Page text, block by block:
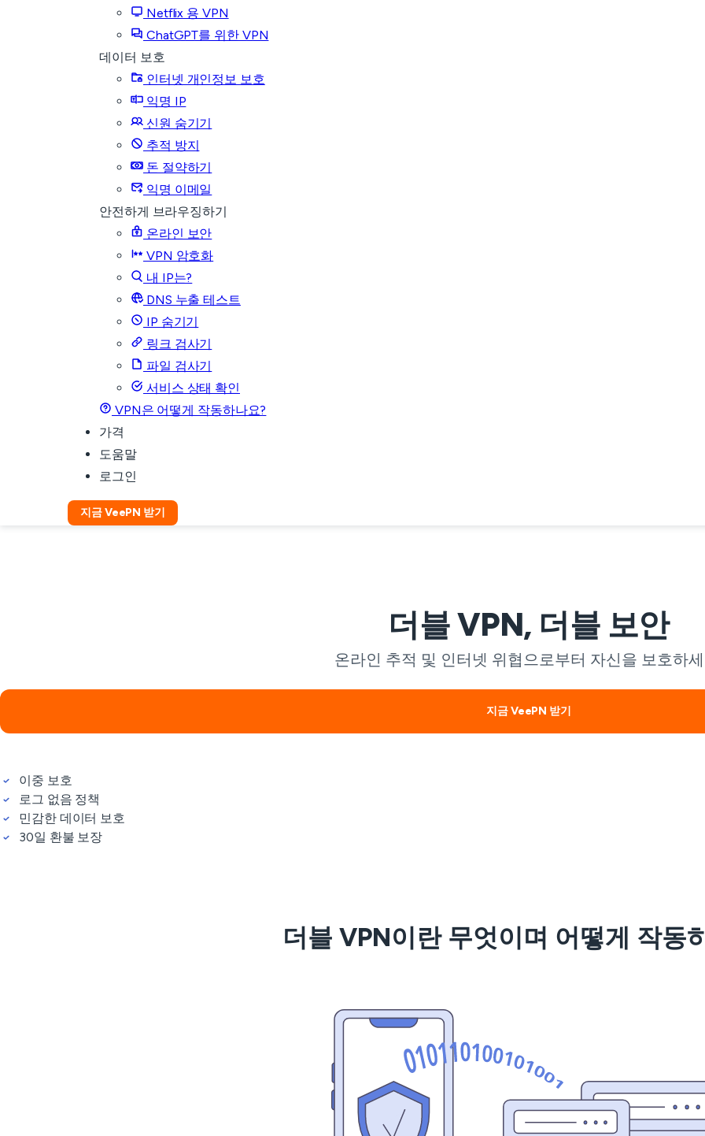
Netflix 용 VPN
ChatGPT를 위한 VPN
데이터 보호
인터넷 개인정보 보호
익명 IP
신원 숨기기
추적 방지
돈 절약하기
익명 이메일
안전하게 브라우징하기
온라인 보안
VPN 암호화
내 IP는?
DNS 누출 테스트
IP 숨기기
링크 검사기
파일 검사기
서비스 상태 확인
VPN은 어떻게 작동하나요?
가격
도움말
로그인
지금 VeePN 받기
더블 VPN, 더블 보안
온라인 추적 및 인터넷 위협으로부터 자신을 보호하
지금 VeePN 받기
이중 보호
로그 없음 정책
민감한 데이터 보호
30일 환불 보장
더블 VPN이란 무엇이며 어떻게 작동